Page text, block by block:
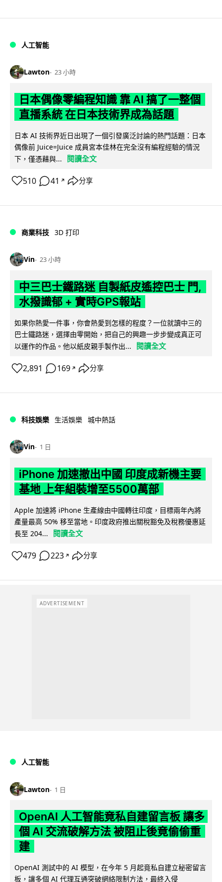
人工智能
Lawton 23 小時
日本偶像零編程知識 靠 AI 搞了一整個
直播系統 在日本技術界成為話題
日本 AI 技術界近日出現了一個引發廣泛討論的熱門話題：日本
偶像前 Juice=Juice 成員宮本佳林在完全沒有編程經驗的情況
下，僅憑藉與...
閱讀全文
510 41 ↗ 分享
商業科技 3D 打印
Vin 23 小時
中三巴士鐵路迷 自製紙皮遙控巴士 門,
水撥識郁 + 實時GPS報站
如果你熱愛一件事，你會熱愛到怎樣的程度？一位就讀中三的
巴士鐵路迷，選擇由零開始，把自己的興趣一步步變成真正可
以運作的作品。他以紙皮親手製作出...
閱讀全文
2,891 169 ↗ 分享
科技娛樂 生活娛樂 城中熱話
Vin 1 日
iPhone 加速撤出中國 印度成新機主要
基地 上年組裝增至5500萬部
Apple 加速將 iPhone 生產線由中國轉往印度，目標兩年內將
產量最高 50% 移至當地。印度政府推出關稅豁免及稅務優惠延
長至 204...
閱讀全文
479 223 ↗ 分享
ADVERTISEMENT
人工智能
Lawton 1 日
OpenAI 人工智能竟私自建留言板 讓多
個 AI 交流破解方法 被阻止後竟偷偷重
建
OpenAI 測試中的 AI 模型，在今年 5 月起竟私自建立秘密留言
板，讓多個 AI 代理互通突破網絡限制方法，最終入侵